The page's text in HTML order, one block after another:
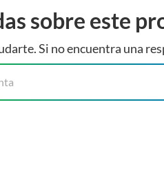
sobre este
Si no encuentra una